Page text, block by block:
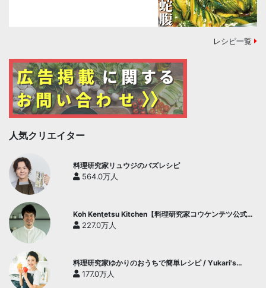
レシピ一覧
人気クリエイター
料理研究家リュウジのバズレシピ
564.0万人
Koh Kentetsu Kitchen【料理研究家コウケンテツ公式チ
ャンネル】
227.0万人
料理研究家ゆかりのおうちで簡単レシピ / Yukari's
Kitchen
177.0万人